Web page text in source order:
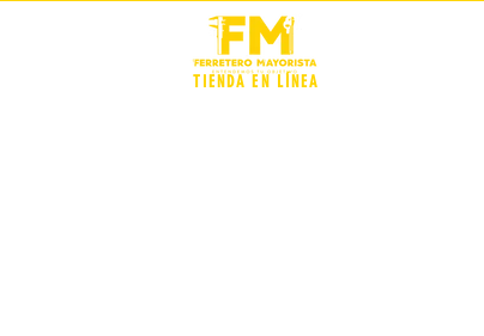
TIENDA EN LÍNEA